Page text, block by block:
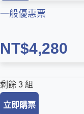
一般優惠票
NT$4,280
剩餘 3 組
立即購票